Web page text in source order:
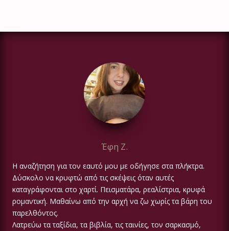
Έφη Ζ.
Η αναζήτηση για τον εαυτό μου με οδήγησε στα πλήκτρα.
Δύσκολο να κρυφτώ από τις σκέψεις όταν αυτές
καταγράφονται στο χαρτί. Πεισματάρα, ρεαλίστρια, κρυφά
ρομαντική. Μαθαίνω από την αρχή να ζω χωρίς τα βάρη του
παρελθόντος.
Λατρεύω τα ταξίδια, τα βιβλία, τις ταινίες, τον σαρκασμό,